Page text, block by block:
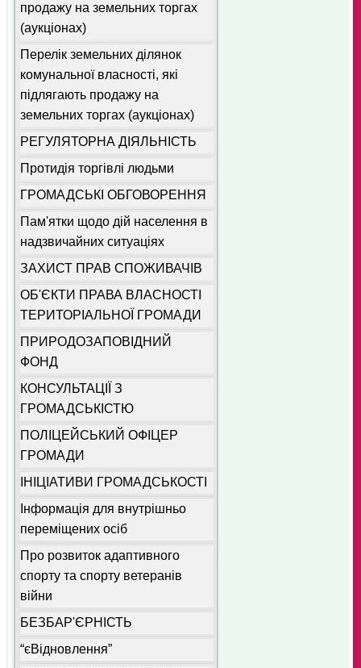
продажу на земельних торгах
(аукціонах)
Перелік земельних ділянок
комунальної власності, які
підлягають продажу на
земельних торгах (аукціонах)
РЕГУЛЯТОРНА ДІЯЛЬНІСТЬ
Протидія торгівлі людьми
ГРОМАДСЬКІ ОБГОВОРЕННЯ
Пам'ятки щодо дій населення в
надзвичайних ситуаціях
ЗАХИСТ ПРАВ СПОЖИВАЧІВ
ОБ'ЄКТИ ПРАВА ВЛАСНОСТІ
ТЕРИТОРІАЛЬНОЇ ГРОМАДИ
ПРИРОДОЗАПОВІДНИЙ
ФОНД
КОНСУЛЬТАЦІЇ З
ГРОМАДСЬКІСТЮ
ПОЛІЦЕЙСЬКИЙ ОФІЦЕР
ГРОМАДИ
ІНІЦІАТИВИ ГРОМАДСЬКОСТІ
Інформація для внутрішньо
переміщених осіб
Про розвиток адаптивного
спорту та спорту ветеранів
війни
БЕЗБАР'ЄРНІСТЬ
“єВідновлення”